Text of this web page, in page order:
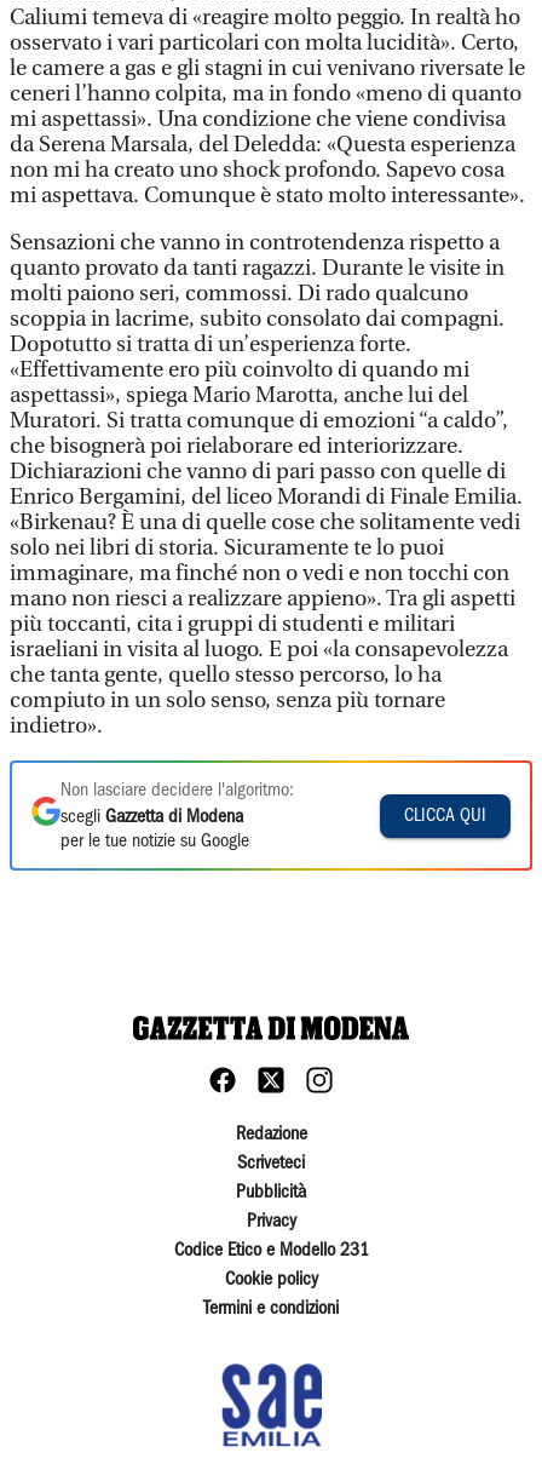
Caliumi temeva di «reagire molto peggio. In realtà ho
osservato i vari particolari con molta lucidità». Certo,
le camere a gas e gli stagni in cui venivano riversate le
ceneri l’hanno colpita, ma in fondo «meno di quanto
mi aspettassi». Una condizione che viene condivisa
da Serena Marsala, del Deledda: «Questa esperienza
non mi ha creato uno shock profondo. Sapevo cosa
mi aspettava. Comunque è stato molto interessante».
Sensazioni che vanno in controtendenza rispetto a
quanto provato da tanti ragazzi. Durante le visite in
molti paiono seri, commossi. Di rado qualcuno
scoppia in lacrime, subito consolato dai compagni.
Dopotutto si tratta di un’esperienza forte.
«Effettivamente ero più coinvolto di quando mi
aspettassi», spiega Mario Marotta, anche lui del
Muratori. Si tratta comunque di emozioni “a caldo”,
che bisognerà poi rielaborare ed interiorizzare.
Dichiarazioni che vanno di pari passo con quelle di
Enrico Bergamini, del liceo Morandi di Finale Emilia.
«Birkenau? È una di quelle cose che solitamente vedi
solo nei libri di storia. Sicuramente te lo puoi
immaginare, ma finché non o vedi e non tocchi con
mano non riesci a realizzare appieno». Tra gli aspetti
più toccanti, cita i gruppi di studenti e militari
israeliani in visita al luogo. E poi «la consapevolezza
che tanta gente, quello stesso percorso, lo ha
compiuto in un solo senso, senza più tornare
indietro».
Non lasciare decidere l'algoritmo:
scegli Gazzetta di Modena
per le tue notizie su Google
CLICCA QUI
Redazione
Scriveteci
Pubblicità
Privacy
Codice Etico e Modello 231
Cookie policy
Termini e condizioni